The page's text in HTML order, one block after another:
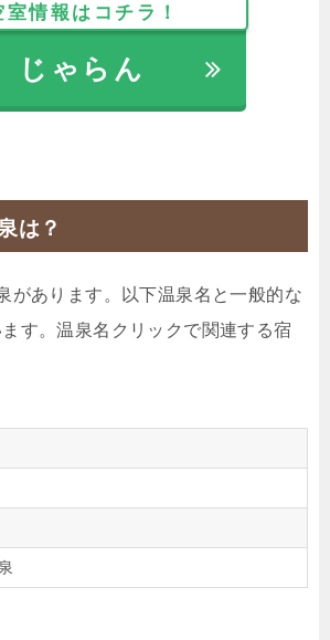
価格】
禁煙室】スーペリアツインルーム
煙室】スタンダードダブルルーム
IN 15:00- OUT -11:00 禁煙ルーム
ンダードダブルルーム
1泊大人1名合計（税込）
8,220円
室情報はコチラ！
ゃらん
は？
があります。以下温泉名と一般的な
す。温泉名クリックで関連する宿